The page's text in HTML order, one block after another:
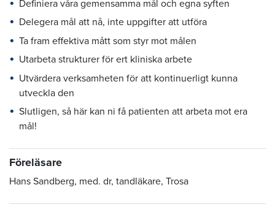
Definiera våra gemensamma mål och egna syften
Delegera mål att nå, inte uppgifter att utföra
Ta fram effektiva mått som styr mot målen
Utarbeta strukturer för ert kliniska arbete
Utvärdera verksamheten för att kontinuerligt kunna
utveckla den
Slutligen, så här kan ni få patienten att arbeta mot era
mål!
Föreläsare
Hans Sandberg, med. dr, tandläkare, Trosa